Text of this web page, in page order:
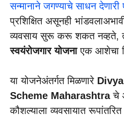
सन्मानाने जगण्याचे साधन देणारी
प्रशिक्षित असूनही
व्यवसाय सुरू करू शकत नव्हते,
स्वयंरोजगार योजनाएक आशेचा
​या योजनेअंतर्गत मिळणारे
Scheme Maharashtraचे
कौशल्याला व्यवसायात